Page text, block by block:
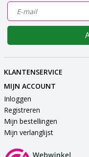
KLANTENSERVICE
MIJN ACCOUNT
Inloggen
Registreren
Mijn bestellingen
Mijn verlanglijst